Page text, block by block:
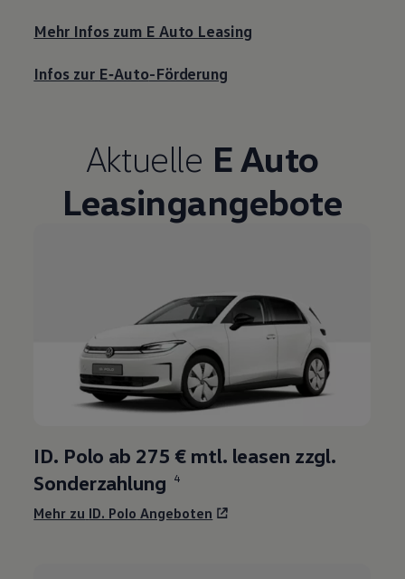
Mehr Infos zum E Auto Leasing
Infos zur E‑Auto-Förderung
Aktuelle E Auto
Leasingangebote
ID. Polo ab 275 € mtl. leasen zzgl.
Sonderzahlung
4
Mehr zu ID. Polo Angeboten